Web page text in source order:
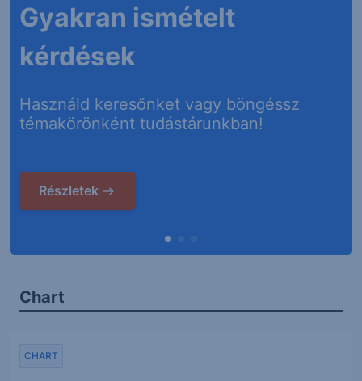
Gyakran ismételt
kérdések
Használd keresőnket vagy böngéssz
témakörönként tudástárunkban!
Részletek
Chart
CHART